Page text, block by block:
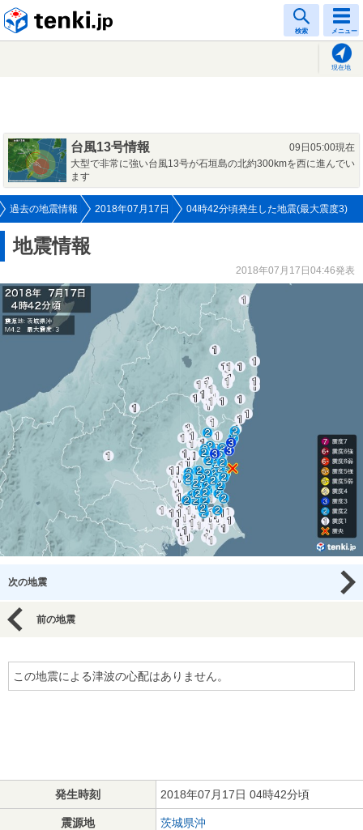
検索 メニュー
現在地
台風13号情報
09日05:00現在
大型で非常に強い台風13号が石垣島の北約300kmを西に進んでい
ます
過去の地震情報 2018年07月17日 04時42分頃発生した地震(最大震度3)
地震情報
2018年07月17日04:46発表
次の地震
前の地震
この地震による津波の心配はありません。
発生時刻 2018年07月17日 04時42分頃
震源地 茨城県沖